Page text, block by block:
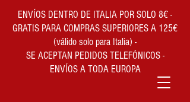
ENVÍOS DENTRO DE ITALIA POR SOLO 8€ -
GRATIS PARA COMPRAS SUPERIORES A 125€
(válido solo para Italia) -
SE ACEPTAN PEDIDOS TELEFÓNICOS -
ENVÍOS A TODA EUROPA